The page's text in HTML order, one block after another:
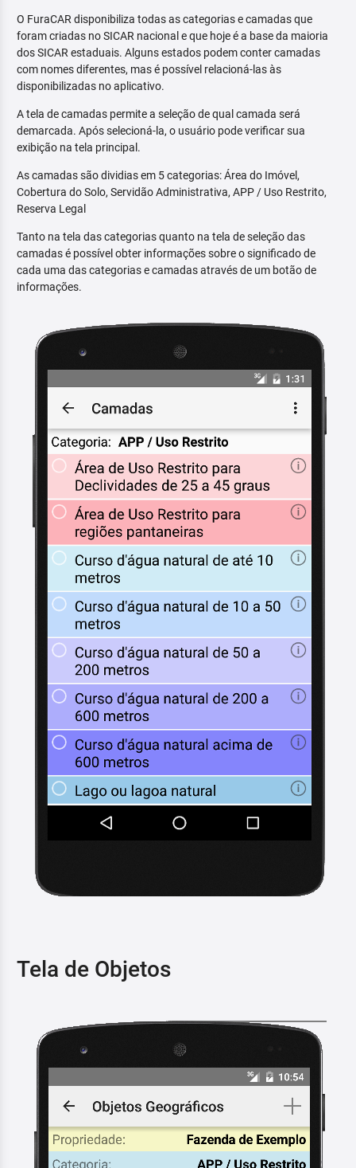
O FuraCAR disponibiliza todas as categorias e camadas que
foram criadas no SICAR nacional e que hoje é a base da maioria
dos SICAR estaduais. Alguns estados podem conter camadas
com nomes diferentes, mas é possível relacioná-las às
disponibilizadas no aplicativo.
A tela de camadas permite a seleção de qual camada será
demarcada. Após selecioná-la, o usuário pode verificar sua
exibição na tela principal.
As camadas são dividias em 5 categorias: Área do Imóvel,
Cobertura do Solo, Servidão Administrativa, APP / Uso Restrito,
Reserva Legal
Tanto na tela das categorias quanto na tela de seleção das
camadas é possível obter informações sobre o significado de
cada uma das categorias e camadas através de um botão de
informações.
Tela de Objetos